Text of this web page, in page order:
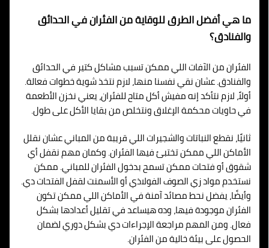
ما هي أفضل الطرق للوقاية من الفئران في الحدائق
والفنادق؟
الفئران من الآفات اللي ممكن تسبب مشاكل كتير في الحدائق
والفنادق. عشان نقي نفسنا منها، لازم نتخذ شوية خطوات فعالة.
أولاً، لازم نتأكد إنه مفيش أكل متاح للفئران، يعني نخزن الأطعمة
في حاويات محكمة الإغلاق ونتخلص من بقايا الأكل على طول.
ثانيًا، نقطع النباتات والشجيرات اللي قريبة من المباني عشان نقلل
الأماكن اللي ممكن تختبئ فيها الفئران. وكمان مهم نقفل أي
شقوق أو فتحات ممكن تسمح بدخول الفئران للمباني. ممكن
نستخدم مواد زي الصوف الفولاذي أو الأسمنت لقفل الفتحات دي.
وأيضًا، يفضل نحط مصائد آمنة في الأماكن اللي ممكن تكون
الفئران موجودة فيها، وده هيساعد في تقليل أعدادها بشكل
فعال. ومن المهم مراجعة الإجراءات دي بشكل دوري لضمان
الحصول على بيئة خالية من الفئران.